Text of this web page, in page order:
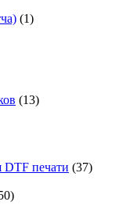
(1)
(13)
DTF печати (37)